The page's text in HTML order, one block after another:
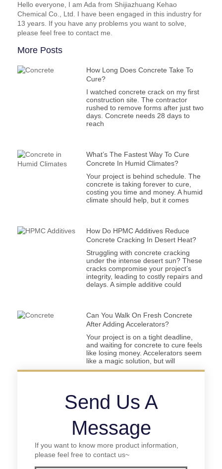
Hello everyone, I am Ada from Shijiazhuang Kehao
Chemical Co., Ltd. I have been engaged in this industry for
13 years. If you have any problems you want to solve,
please feel free to contact me.
More Posts
How Long Does Concrete Take To
Cure?
I watched concrete crack on my first
construction site. The contractor
rushed to remove forms after just two
days. Concrete needs 28 days to
reach
What’s The Fastest Way To Cure
Concrete In Humid Climates?
Your project is behind schedule. The
concrete is taking forever to cure,
costing you time and money. A humid
climate should help, but it comes
How Do HPMC Additives Reduce
Concrete Cracking In Desert Heat?
Struggling with concrete cracking
under the intense desert sun? These
cracks compromise your project’s
integrity, leading to costly repairs and
delays. A simple additive could
Can You Walk On Fresh Concrete
After Adding Accelerators?
Your project is on a tight deadline,
and waiting for concrete to cure feels
like losing money. Accelerators seem
like a magic solution, but will
Send Us A
Message
If you want to know more product information,
please feel free to contact us~